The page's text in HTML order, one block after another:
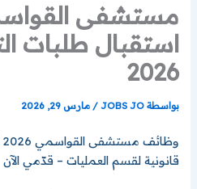
مستشفى
استقبال طلبات
2026
بواسطة JOBS JO
/مارس 29, 2026
قانونية لقسم العمليات – قدّمي الآن